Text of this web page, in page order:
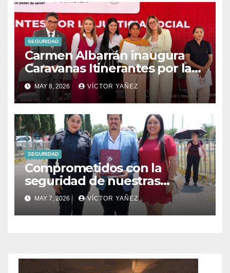
SEGURIDAD
Carmen Albarrán inaugura
Caravanas Itinerantes por la
Justicia Social en Donato
Guerra
MAY 8, 2026 VÍCTOR YAÑEZ
SEGURIDAD
Comprometidos con la
seguridad de nuestras
familias.
MAY 7, 2026 VÍCTOR YAÑEZ